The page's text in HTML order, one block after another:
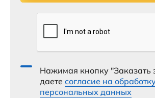
Нажимая кнопку "Заказать
даете согласие на
персональных данных